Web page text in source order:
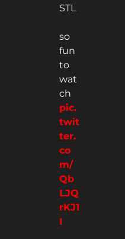
STL
so
fun
to
wat
ch
pic.
twit
ter.
co
m/
Qb
LJQ
rKJ1
I